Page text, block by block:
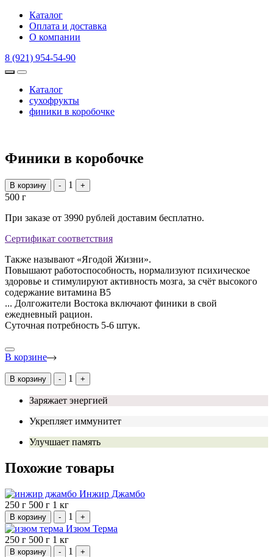
Каталог
Оплата и доставка
О компании
8 (921) 954-54-90
Каталог
сухофрукты
финики в коробочке
Финики в коробочке
В корзину - 1 +
500 г
При заказе от 3990 рублей доставим бесплатно.
Сертификат соответствия
Также называют «Ягодой Жизни».
Повышают работоспособность, нормализуют психическое
здоровье и стимулируют активность мозга, за счёт высокого
содержание витамина В5
... Долгожители Востока включают финики в свой
ежедневный рацион.
Суточная потребность 5-6 штук.
В корзине
В корзину - 1 +
Заряжает энергией
Укрепляет иммунитет
Улучшает память
Похожие товары
Инжир Джамбо
250 г 500 г 1 кг
В корзину - 1 +
Изюм Терма
250 г 500 г 1 кг
В корзину - 1 +